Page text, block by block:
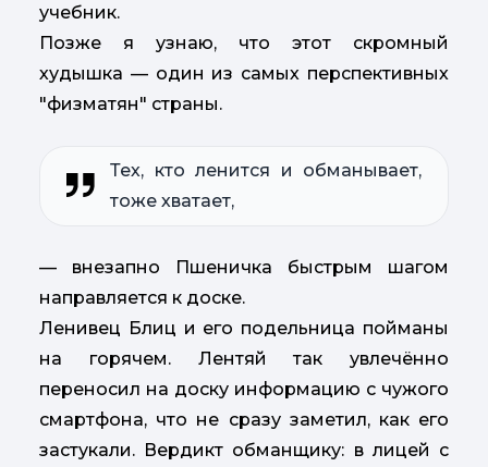
учебник.
Позже я узнаю, что этот скромный
худышка — один из самых перспективных
"физматян" страны.
Тех, кто ленится и обманывает,
тоже хватает,
— внезапно Пшеничка быстрым шагом
направляется к доске.
Ленивец Блиц и его подельница пойманы
на горячем. Лентяй так увлечённо
переносил на доску информацию с чужого
смартфона, что не сразу заметил, как его
застукали. Вердикт обманщику: в лицей с